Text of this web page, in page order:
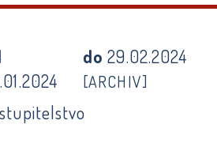
do29.02.2024
[ARCHIV]